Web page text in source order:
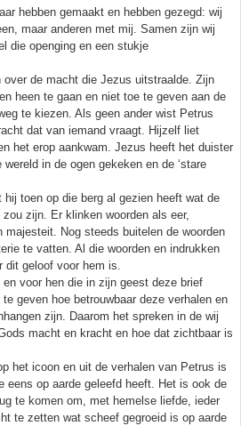
hebben gemaakt en hebben gezegd: wij
maar anderen met mij. Samen zijn wij
die openging en een stukje
over de macht die Jezus uitstraalde. Zijn
heen te gaan en niet toe te geven aan de
te kiezen. Als geen ander wist Petrus
dat van iemand vraagt. Hijzelf liet
het erop aankwam. Jezus heeft het duister
in de ogen gekeken en de ‘stare
toen op die berg al gezien heeft wat de
zijn. Er klinken woorden als eer,
majesteit. Nog steeds buitelen de woorden
te vatten. Al die woorden en indrukken
geloof voor hem is.
voor hen die in zijn geest deze brief
geven hoe betrouwbaar deze verhalen en
zijn. Daarom het spreken in de wij
macht en kracht en hoe dat zichtbaar is
het icoon en uit de verhalen van Petrus is
eens op aarde geleefd heeft. Het is ook de
te komen om, met hemelse liefde, ieder
te zetten wat scheef gegroeid is op aarde